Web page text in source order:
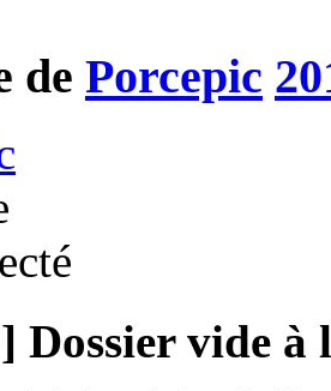
de Porcepic
Dossier vide à